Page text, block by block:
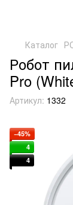
Каталог
Робот
Pro
Артикул: 1332
−45%
4
4